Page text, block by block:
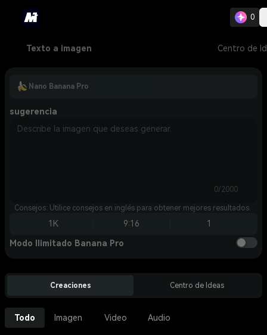
0
Texto a imagen Centro de
Nano Banana Pro
sugerencia
0/2000
Consejos: Utilice consejos en inglés para obtener mejores resultados.
1K 9:16 1
Modo Ilimitado Banana Pro
Creaciones Centro de Ideas
Todo Imagen Video Audio